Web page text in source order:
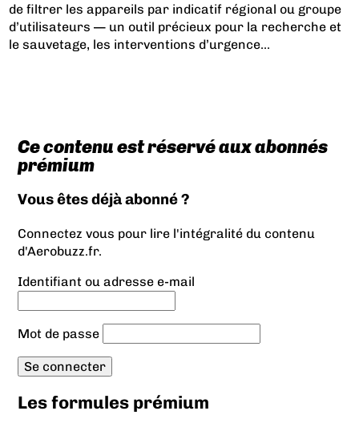
de filtrer les appareils par indicatif régional ou groupe
d’utilisateurs — un outil précieux pour la recherche et
le sauvetage, les interventions d’urgence...
Ce contenu est réservé aux abonnés
prémium
Vous êtes déjà abonné ?
Connectez vous pour lire l'intégralité du contenu
d'Aerobuzz.fr.
Identifiant ou adresse e-mail
Mot de passe
Les formules prémium